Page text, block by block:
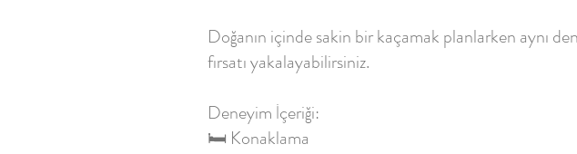
Doğanın içinde sakin bir kaçamak planlarken aynı
fırsatı yakalayabilirsiniz.
Deneyim İçeriği:
🛏️ Konaklama